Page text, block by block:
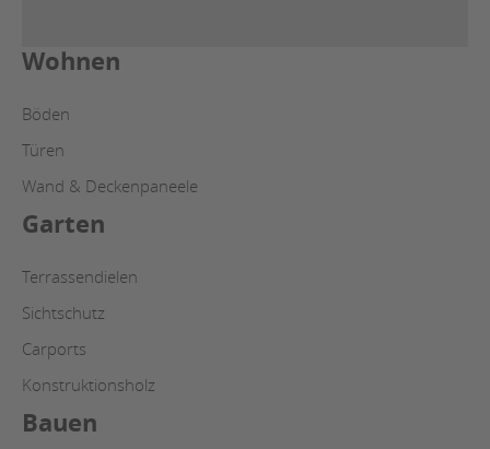
Wohnen
Böden
Türen
Wand & Deckenpaneele
Garten
Terrassendielen
Sichtschutz
Carports
Konstruktionsholz
Bauen